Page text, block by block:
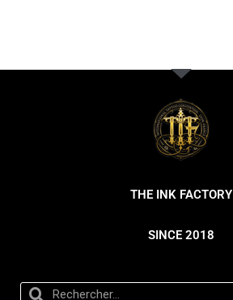
THE INK FACTORY
SINCE 2018